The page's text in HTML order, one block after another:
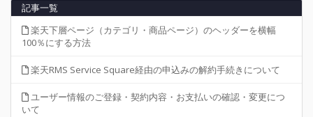
記事一覧
楽天下層ページ（カテゴリ・商品ページ）のヘッダーを横幅
100％にする方法
楽天RMS Service Square経由の申込みの解約手続きについて
ユーザー情報のご登録・契約内容・お支払いの確認・変更につ
いて